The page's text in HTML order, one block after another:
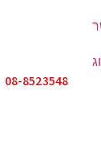
08-8523548